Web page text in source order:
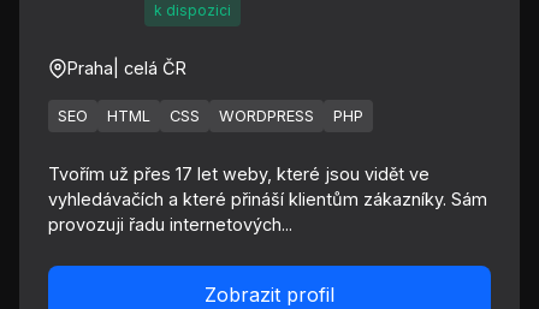
k dispozici
Praha | celá ČR
SEO HTML CSS WORDPRESS PHP
Tvořím už přes 17 let weby, které jsou vidět ve
vyhledávačích a které přináší klientům zákazníky. Sám
provozuji řadu internetových...
Zobrazit profil